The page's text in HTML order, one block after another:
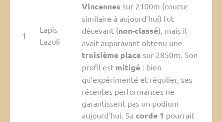
1
Lapis
Lazuli
Vincennes sur 2100m (course
similaire à aujourd’hui) fut
décevant (non-classé), mais il
avait auparavant obtenu une
troisième placesur 2850m. Son
profil est mitigé: bien
qu’expérimenté et régulier, ses
récentes performances ne
garantissent pas un podium
aujourd’hui. Sa corde 1 pourrait